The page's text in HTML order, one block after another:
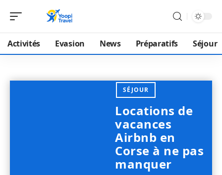
Activités Evasion News Préparatifs Séjour
SÉJOUR
Locations de
vacances
Airbnb en
Corse à ne pas
manquer